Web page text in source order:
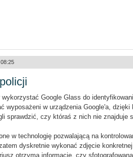
Google Glass do
wyposażeni w urządzenia Google'a,
sprawdzić, czy któraś z nich nie znajduje
w technologię pozwalającą na
dyskretnie wykonać zdjęcie
otrzyma informację, czy